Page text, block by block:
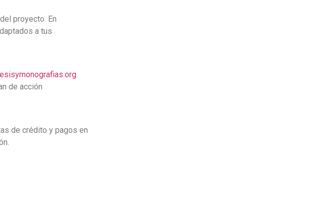
proyecto. En
a tus
.
de acción
de crédito y pagos en